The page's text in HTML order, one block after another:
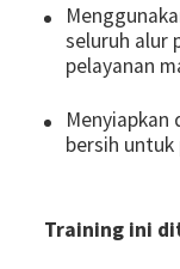
seluruh alur
pelayanan
Menyiapkan
bersih untuk
Training ini